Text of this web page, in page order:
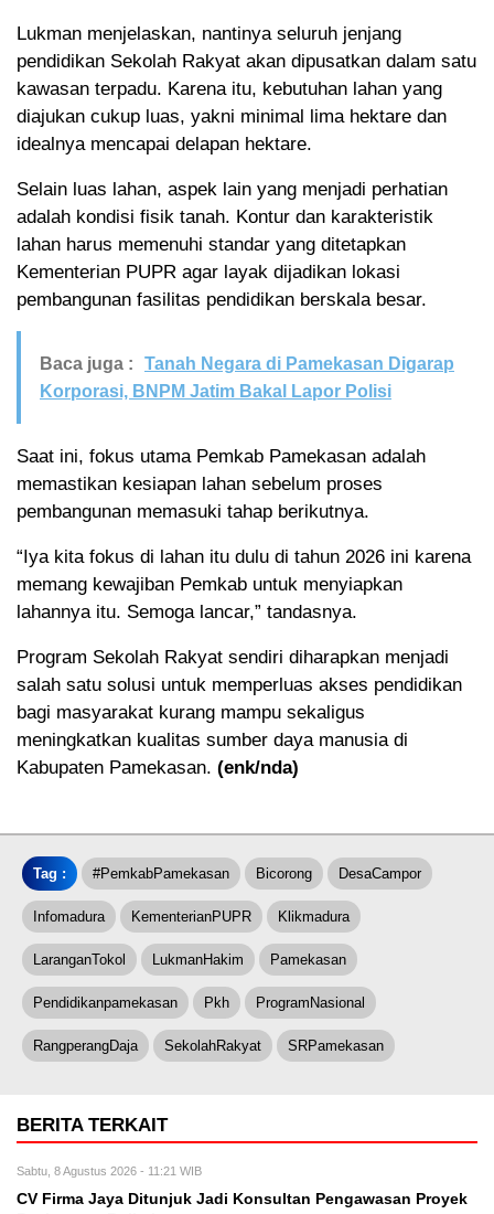
Lukman menjelaskan, nantinya seluruh jenjang
pendidikan Sekolah Rakyat akan dipusatkan dalam satu
kawasan terpadu. Karena itu, kebutuhan lahan yang
diajukan cukup luas, yakni minimal lima hektare dan
idealnya mencapai delapan hektare.
Selain luas lahan, aspek lain yang menjadi perhatian
adalah kondisi fisik tanah. Kontur dan karakteristik
lahan harus memenuhi standar yang ditetapkan
Kementerian PUPR agar layak dijadikan lokasi
pembangunan fasilitas pendidikan berskala besar.
Baca juga :
Tanah Negara di Pamekasan Digarap
Korporasi, BNPM Jatim Bakal Lapor Polisi
Saat ini, fokus utama Pemkab Pamekasan adalah
memastikan kesiapan lahan sebelum proses
pembangunan memasuki tahap berikutnya.
“Iya kita fokus di lahan itu dulu di tahun 2026 ini karena
memang kewajiban Pemkab untuk menyiapkan
lahannya itu. Semoga lancar,” tandasnya.
Program Sekolah Rakyat sendiri diharapkan menjadi
salah satu solusi untuk memperluas akses pendidikan
bagi masyarakat kurang mampu sekaligus
meningkatkan kualitas sumber daya manusia di
Kabupaten Pamekasan. (enk/nda)
Tag : #PemkabPamekasan Bicorong DesaCampor
Infomadura KementerianPUPR Klikmadura
LaranganTokol LukmanHakim Pamekasan
Pendidikanpamekasan Pkh ProgramNasional
RangperangDaja SekolahRakyat SRPamekasan
BERITA TERKAIT
Sabtu, 8 Agustus 2026 - 11:21 WIB
CV Firma Jaya Ditunjuk Jadi Konsultan Pengawasan Proyek